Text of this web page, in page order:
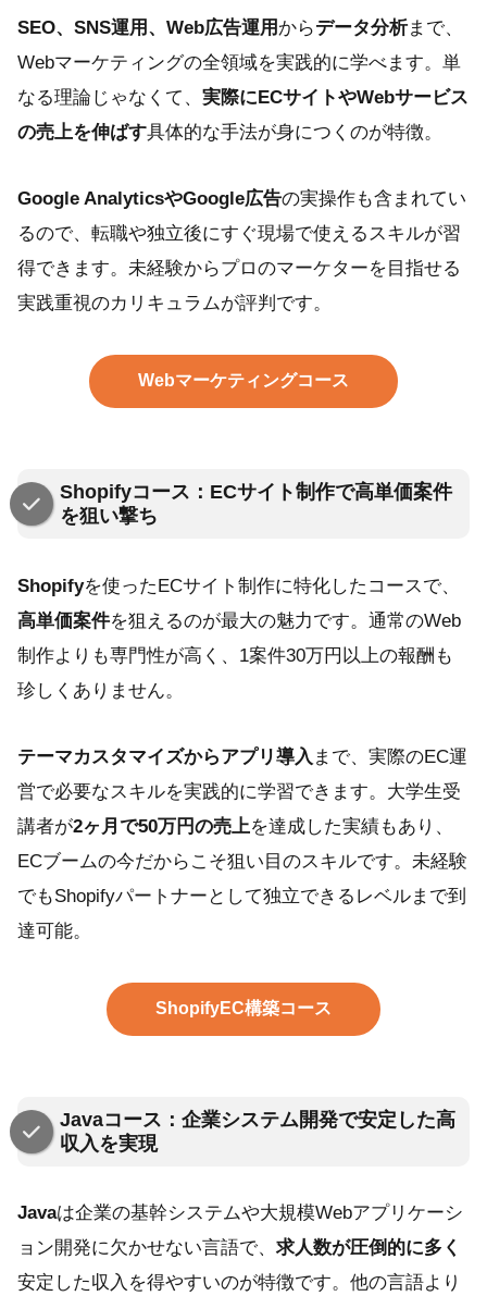
SEO、SNS運用、Web広告運用 からデータ分析まで、
Webマーケティングの全領域を実践的に学べます。単
なる理論じゃなくて、 実際にECサイトやWebサービス
の売上を伸ばす具体的な手法が身につくのが特徴。
Google AnalyticsやGoogle広告の実操作も含まれてい
るので、転職や独立後にすぐ現場で使えるスキルが習
得できます。未経験からプロのマーケターを目指せる
実践重視のカリキュラムが評判です。
Webマーケティングコース
Shopifyコース：ECサイト制作で高単価案件
を狙い撃ち
Shopifyを使ったECサイト制作に特化したコースで、
高単価案件を狙えるのが最大の魅力です。通常のWeb
制作よりも専門性が高く、1案件30万円以上の報酬も
珍しくありません。
テーマカスタマイズからアプリ導入 まで、実際のEC運
営で必要なスキルを実践的に学習できます。大学生受
講者が2ヶ月で50万円の売上を達成した実績もあり、
ECブームの今だからこそ狙い目のスキルです。未経験
でもShopifyパートナーとして独立できるレベルまで到
達可能。
ShopifyEC構築コース
Javaコース：企業システム開発で安定した高
収入を実現
Javaは企業の基幹システムや大規模Webアプリケーシ
ョン開発に欠かせない言語で、 求人数が圧倒的に多く
安定した収入を得やすいのが特徴です。他の言語より